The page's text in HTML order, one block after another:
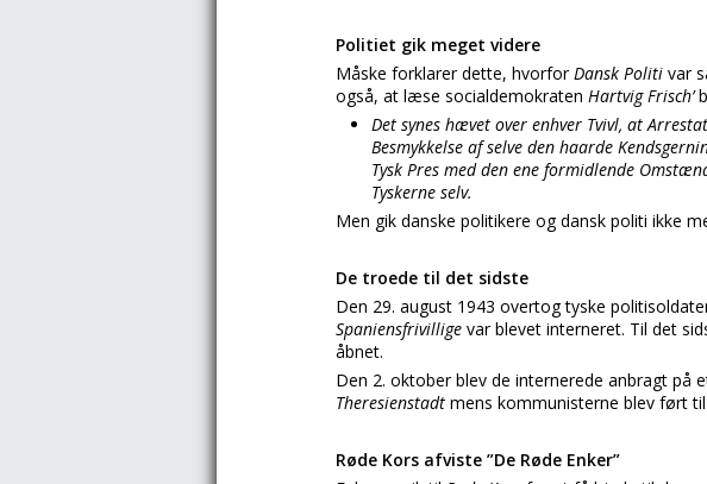
Politiet gik meget videre
Måske forklarer dette, hvorforDansk Politi var
også, at læse socialdemokraten Hartvig Frisch’
Det synes hævet over enhver Tvivl, at
Besmykkelse af selve den haarde
Tysk Pres med den ene formidlende
Tyskerne selv.
Men gik danske politikere og dansk politi ikke
De troede til det sidste
Den 29. august 1943 overtog tyske
Spaniensfrivillige var blevet interneret. Til det
åbnet.
Den 2. oktober blev de internerede anbragt på
Theresienstadt mens kommunisterne blev ført til
Røde Kors afviste ”De Røde Enker”